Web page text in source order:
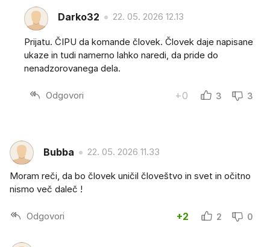
Darko32 22. 05. 2026 12.13
Prijatu. ČIPU da komande človek. Človek daje napisane
ukaze in tudi namerno lahko naredi, da pride do
nenadzorovanega dela.
Odgovori +0 3 3
Bubba 22. 05. 2026 11.33
Moram reči, da bo človek uničil človeštvo in svet in očitno
nismo več daleč !
Odgovori +2 2 0